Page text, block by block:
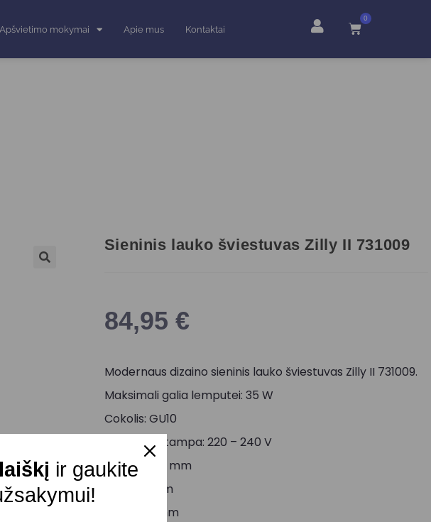
Apšvietimo mokymai Apie mus Kontaktai
0
Sieninis lauko šviestuvas Zilly II 731009
84,95 €
Modernaus dizaino sieninis lauko šviestuvas Zilly II 731009.
Maksimali galia lemputei: 35 W
Cokolis: GU10
Maitinimo įtampa: 220 – 240 V
Aukštis: 108 mm
Ilgis: 150 mm
Plotis: 68 mm
ir gaukite